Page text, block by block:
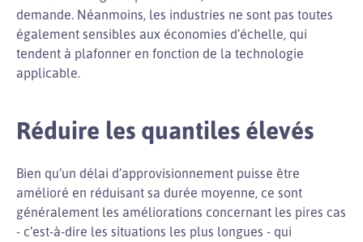
demande. Néanmoins, les industries ne sont pas toutes
également sensibles aux économies d’échelle, qui
tendent à plafonner en fonction de la technologie
applicable.
Réduire les quantiles élevés
Bien qu’un délai d’approvisionnement puisse être
amélioré en réduisant sa durée moyenne, ce sont
généralement les améliorations concernant les pires cas
- c’est-à-dire les situations les plus longues - qui